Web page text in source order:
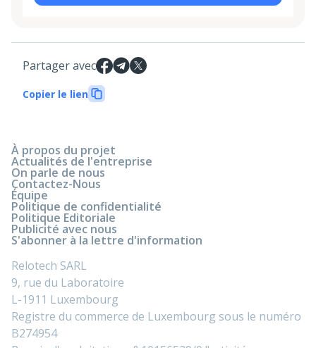
Partager avec
Copier le lien
À propos du projet
Actualités de l'entreprise
On parle de nous
Contactez-Nous
Équipe
Politique de confidentialité
Politique Editoriale
Publicité avec nous
S'abonner à la lettre d'information
Relotech SARL
9, rue du Laboratoire
L-1911 Luxembourg
Registre du commerce de Luxembourg sous le numéro
B274954